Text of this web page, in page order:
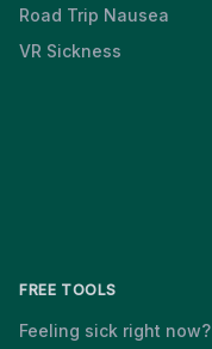
Road Trip Nausea
VR Sickness
FREE TOOLS
Feeling sick right now?